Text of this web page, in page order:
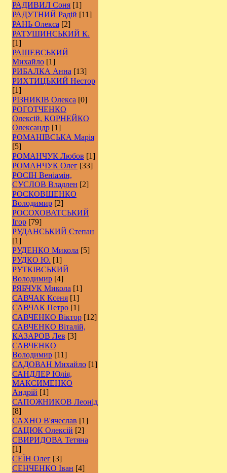
РАДИВИЛ Соня [1]
РАДУТНИЙ Радій [11]
РАНЬ Олекса [2]
РАТУШИНСЬКИЙ К.
[1]
РАШЕВСЬКИЙ
Михайло [1]
РИБАЛКА Анна [13]
РИХТИЦЬКИЙ Нестор
[1]
РІЗНИКІВ Олекса [0]
РОГОТЧЕНКО
Олексій, КОРНЕЙКО
Олександр [1]
РОМАНІВСЬКА Марія
[5]
РОМАНЧУК Любов [1]
РОМАНЧУК Олег [33]
РОСІН Веніамін,
СУСЛОВ Владлен [2]
РОCКОВШЕНКО
Володимир [2]
РОСОХОВАТСЬКИЙ
Ігор [79]
РУДАНСЬКИЙ Степан
[1]
РУДЕНКО Микола [5]
РУДКО Ю. [1]
РУТКІВСЬКИЙ
Володимир [4]
РЯБЧУК Микола [1]
САВЧАК Ксеня [1]
САВЧАК Петро [1]
САВЧЕНКО Віктор [12]
САВЧЕНКО Віталій,
КАЗАРОВ Лев [3]
САВЧЕНКО
Володимир [11]
САДОВАН Михайло [1]
САНДЛЕР Юлія,
МАКСИМЕНКО
Андрій [1]
САПОЖНИКОВ Леонід
[8]
САХНО В'ячеслав [1]
САЦЮК Олексій [2]
СВИРИДОВА Тетяна
[1]
СЕЇН Олег [3]
СЕНЧЕНКО Іван [4]